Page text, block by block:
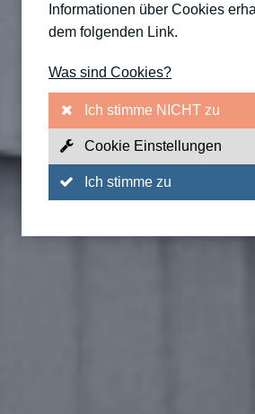
Informationen über Cookies
dem folgenden Link.
Was sind Cookies?
Ich stimme NICHT zu
Cookie Einstellungen
Ich stimme zu